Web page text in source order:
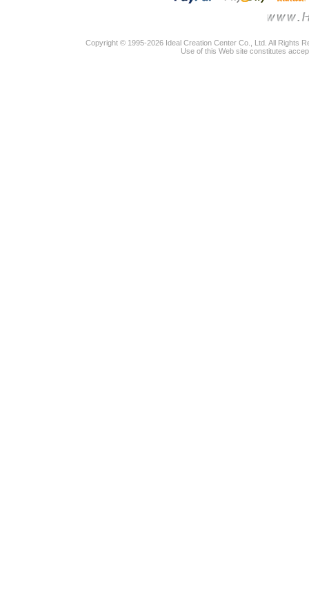
Copyright © 1995-2026 Ideal Creation Center Co., Ltd. All Rights
Use of this Web site constitutes